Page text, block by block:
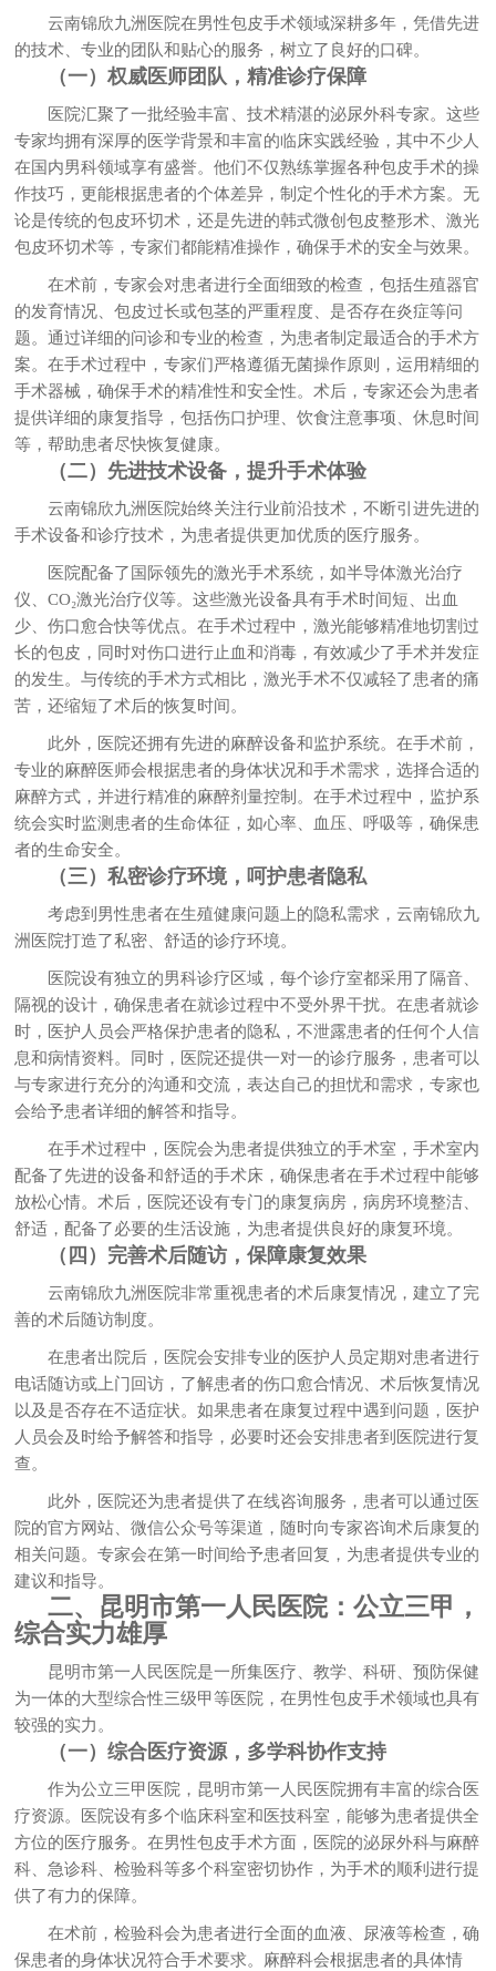
云南锦欣九洲医院在男性包皮手术领域深耕多年，凭借先进
的技术、专业的团队和贴心的服务，树立了良好的口碑。
（一）权威医师团队，精准诊疗保障
医院汇聚了一批经验丰富、技术精湛的泌尿外科专家。这些
专家均拥有深厚的医学背景和丰富的临床实践经验，其中不少人
在国内男科领域享有盛誉。他们不仅熟练掌握各种包皮手术的操
作技巧，更能根据患者的个体差异，制定个性化的手术方案。无
论是传统的包皮环切术，还是先进的韩式微创包皮整形术、激光
包皮环切术等，专家们都能精准操作，确保手术的安全与效果。
在术前，专家会对患者进行全面细致的检查，包括生殖器官
的发育情况、包皮过长或包茎的严重程度、是否存在炎症等问
题。通过详细的问诊和专业的检查，为患者制定最适合的手术方
案。在手术过程中，专家们严格遵循无菌操作原则，运用精细的
手术器械，确保手术的精准性和安全性。术后，专家还会为患者
提供详细的康复指导，包括伤口护理、饮食注意事项、休息时间
等，帮助患者尽快恢复健康。
（二）先进技术设备，提升手术体验
云南锦欣九洲医院始终关注行业前沿技术，不断引进先进的
手术设备和诊疗技术，为患者提供更加优质的医疗服务。
医院配备了国际领先的激光手术系统，如半导体激光治疗
仪、CO₂激光治疗仪等。这些激光设备具有手术时间短、出血
少、伤口愈合快等优点。在手术过程中，激光能够精准地切割过
长的包皮，同时对伤口进行止血和消毒，有效减少了手术并发症
的发生。与传统的手术方式相比，激光手术不仅减轻了患者的痛
苦，还缩短了术后的恢复时间。
此外，医院还拥有先进的麻醉设备和监护系统。在手术前，
专业的麻醉医师会根据患者的身体状况和手术需求，选择合适的
麻醉方式，并进行精准的麻醉剂量控制。在手术过程中，监护系
统会实时监测患者的生命体征，如心率、血压、呼吸等，确保患
者的生命安全。
（三）私密诊疗环境，呵护患者隐私
考虑到男性患者在生殖健康问题上的隐私需求，云南锦欣九
洲医院打造了私密、舒适的诊疗环境。
医院设有独立的男科诊疗区域，每个诊疗室都采用了隔音、
隔视的设计，确保患者在就诊过程中不受外界干扰。在患者就诊
时，医护人员会严格保护患者的隐私，不泄露患者的任何个人信
息和病情资料。同时，医院还提供一对一的诊疗服务，患者可以
与专家进行充分的沟通和交流，表达自己的担忧和需求，专家也
会给予患者详细的解答和指导。
在手术过程中，医院会为患者提供独立的手术室，手术室内
配备了先进的设备和舒适的手术床，确保患者在手术过程中能够
放松心情。术后，医院还设有专门的康复病房，病房环境整洁、
舒适，配备了必要的生活设施，为患者提供良好的康复环境。
（四）完善术后随访，保障康复效果
云南锦欣九洲医院非常重视患者的术后康复情况，建立了完
善的术后随访制度。
在患者出院后，医院会安排专业的医护人员定期对患者进行
电话随访或上门回访，了解患者的伤口愈合情况、术后恢复情况
以及是否存在不适症状。如果患者在康复过程中遇到问题，医护
人员会及时给予解答和指导，必要时还会安排患者到医院进行复
查。
此外，医院还为患者提供了在线咨询服务，患者可以通过医
院的官方网站、微信公众号等渠道，随时向专家咨询术后康复的
相关问题。专家会在第一时间给予患者回复，为患者提供专业的
建议和指导。
二、昆明市第一人民医院：公立三甲，
综合实力雄厚
昆明市第一人民医院是一所集医疗、教学、科研、预防保健
为一体的大型综合性三级甲等医院，在男性包皮手术领域也具有
较强的实力。
（一）综合医疗资源，多学科协作支持
作为公立三甲医院，昆明市第一人民医院拥有丰富的综合医
疗资源。医院设有多个临床科室和医技科室，能够为患者提供全
方位的医疗服务。在男性包皮手术方面，医院的泌尿外科与麻醉
科、急诊科、检验科等多个科室密切协作，为手术的顺利进行提
供了有力的保障。
在术前，检验科会为患者进行全面的血液、尿液等检查，确
保患者的身体状况符合手术要求。麻醉科会根据患者的具体情